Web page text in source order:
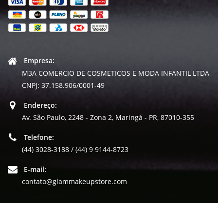
Empresa:
M3A COMERCIO DE COSMETICOS E MODA INFANTIL LTDA
CNPJ: 37.158.906/0001-49
Endereço:
Av. São Paulo, 2248 - Zona 2, Maringá - PR, 87010-355
Telefone:
(44) 3028-3188 / (44) 9 9144-8723
E-mail:
contato@glammakeupstore.com